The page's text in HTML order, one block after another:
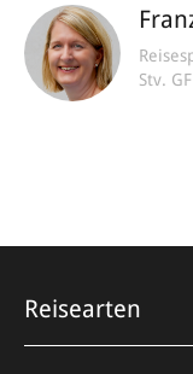
Stv.
Reisearten